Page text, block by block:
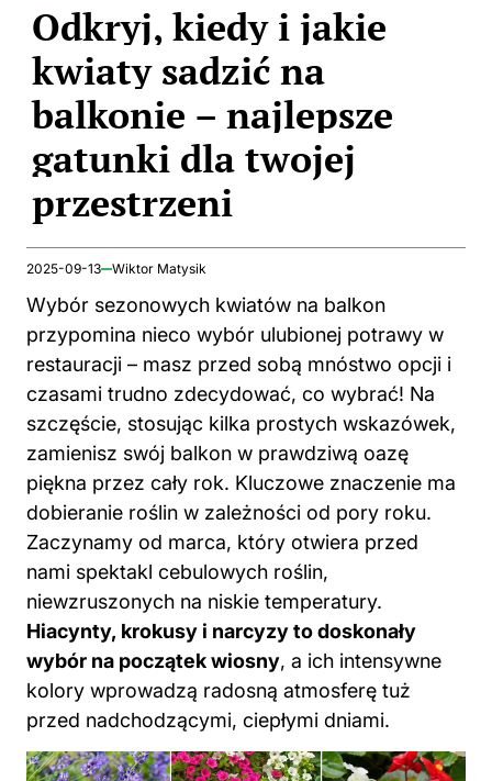
Odkryj, kiedy i jakie
kwiaty sadzić na
balkonie – najlepsze
gatunki dla twojej
przestrzeni
2025-09-13 Wiktor Matysik
Wybór sezonowych kwiatów na balkon
przypomina nieco wybór ulubionej potrawy w
restauracji – masz przed sobą mnóstwo opcji i
czasami trudno zdecydować, co wybrać! Na
szczęście, stosując kilka prostych wskazówek,
zamienisz swój balkon w prawdziwą oazę
piękna przez cały rok. Kluczowe znaczenie ma
dobieranie roślin w zależności od pory roku.
Zaczynamy od marca, który otwiera przed
nami spektakl cebulowych roślin,
niewzruszonych na niskie temperatury.
Hiacynty, krokusy i narcyzy to doskonały
wybór na początek wiosny, a ich intensywne
kolory wprowadzą radosną atmosferę tuż
przed nadchodzącymi, ciepłymi dniami.